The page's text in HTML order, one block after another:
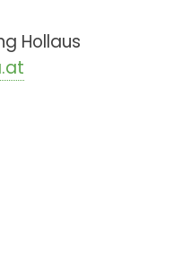
Hollaus